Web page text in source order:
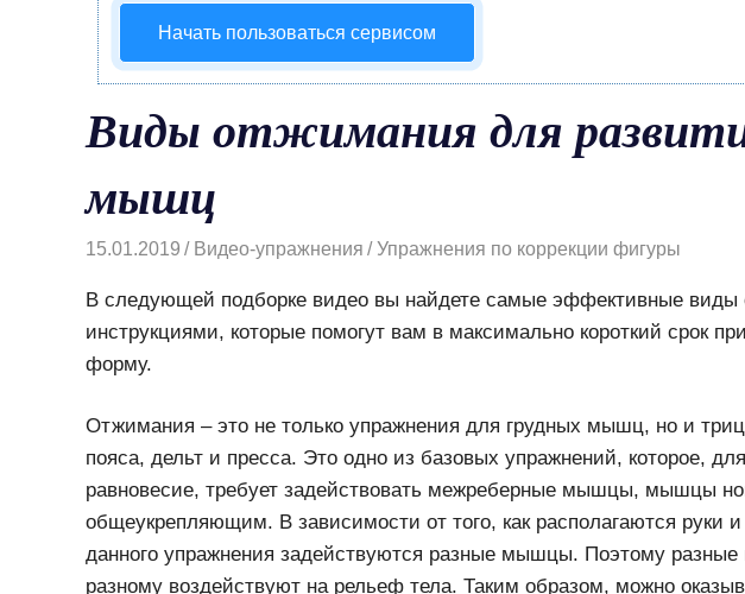
Начать пользоваться сервисом
Виды отжимания для
мышц
15.01.2019 Видео-упражнения Упражнения по коррекции фигуры
В следующей подборке видео вы найдете самые эффективные
инструкциями, которые помогут вам в максимально короткий срок
форму.
Отжимания – это не только упражнения для грудных мышц, но и
пояса, дельт и пресса. Это одно из базовых упражнений, которое,
равновесие, требует задействовать межреберные мышцы, мышцы
общеукрепляющим. В зависимости от того, как располагаются руки
данного упражнения задействуются разные мышцы. Поэтому
разному воздействуют на рельеф тела. Таким образом, можно